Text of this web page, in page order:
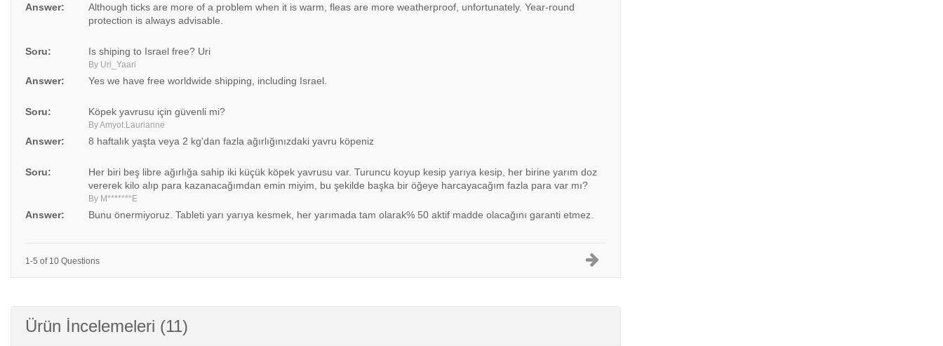
Answer:
Although ticks are more of a problem when it is warm, fleas are more weatherproof, unfortunately. Year-round
protection is always advisable.
Soru: Is shiping to Israel free? Uri
By Uri_Yaari
Answer: Yes we have free worldwide shipping, including Israel.
Soru: Köpek yavrusu için güvenli mi?
By Amyot.Laurianne
Answer: 8 haftalık yaşta veya 2 kg'dan fazla ağırlığınızdaki yavru köpeniz
Soru:
Her biri beş libre ağırlığa sahip iki küçük köpek yavrusu var. Turuncu koyup kesip yarıya kesip, her birine yarım doz
vererek kilo alıp para kazanacağımdan emin miyim, bu şekilde başka bir öğeye harcayacağım fazla para var mı?
By M*******E
Answer: Bunu önermiyoruz. Tableti yarı yarıya kesmek, her yarımada tam olarak% 50 aktif madde olacağını garanti etmez.
1-5 of 10 Questions
Ürün İncelemeleri (11)